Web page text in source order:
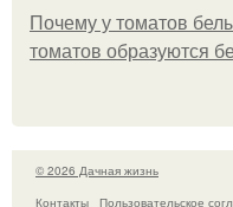
Почему у томатов
томатов образуются
© 2026 Дачная жизнь
Контакты
Пользовательское